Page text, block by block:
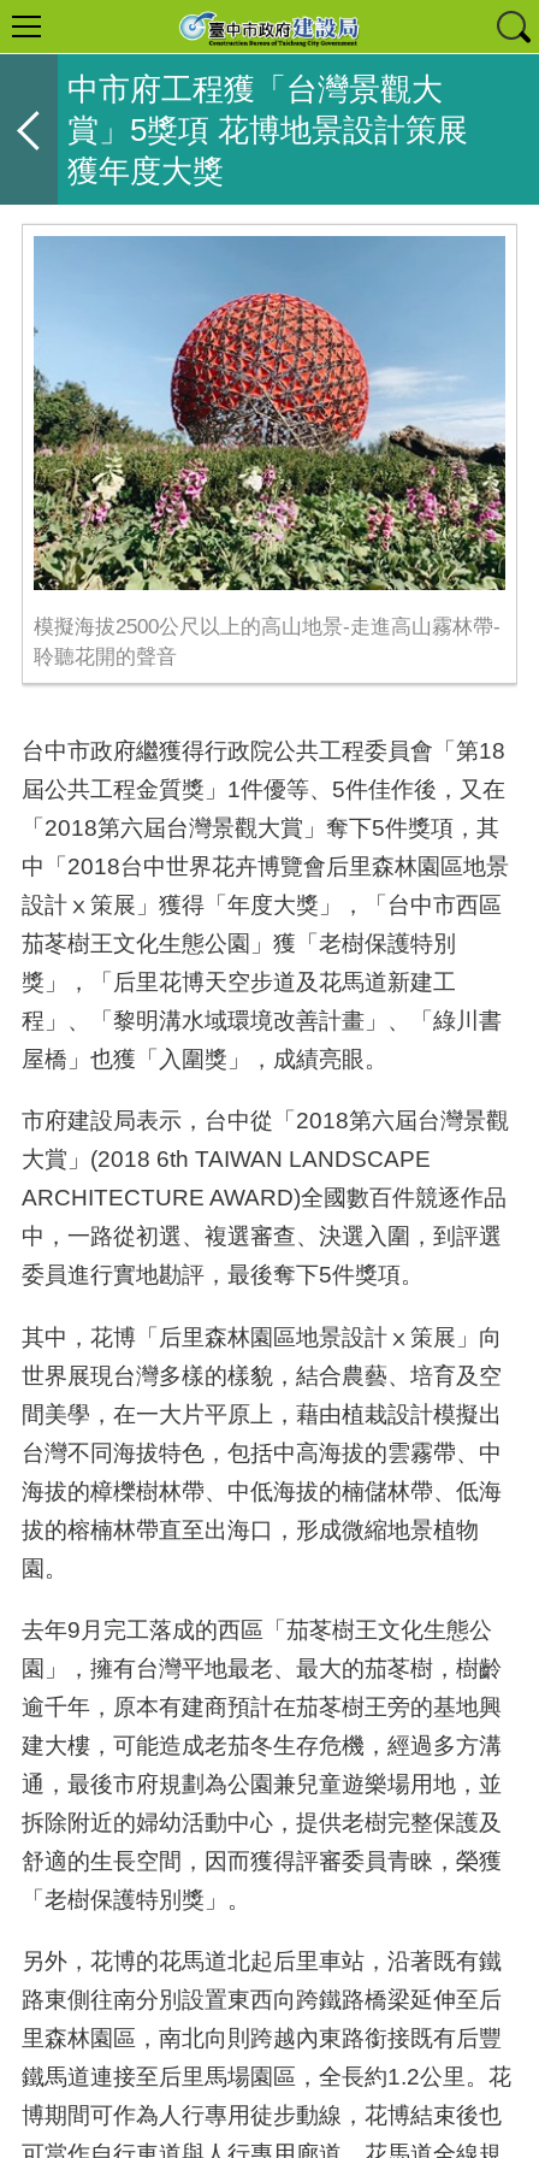
中市府工程獲「台灣景觀大
賞」5獎項 花博地景設計策展
獲年度大獎
模擬海拔2500公尺以上的高山地景-走進高山霧林帶-
聆聽花開的聲音
台中市政府繼獲得行政院公共工程委員會「第18
屆公共工程金質獎」 1件優等、 5件佳作後，又在
「2018第六屆台灣景觀大賞」奪下5件獎項，其
中「2018台中世界花卉博覽會后里森林園區地景
設計ⅹ策展」獲得「年度大獎」，「台中市西區
茄苳樹王文化生態公園」獲「老樹保護特別
獎」，「后里花博天空步道及花馬道新建工
程」、「黎明溝水域環境改善計畫」、「綠川書
屋橋」也獲「入圍獎」，成績亮眼。
市府建設局表示，台中從「2018第六屆台灣景觀
大賞」 (2018 6th TAIWAN LANDSCAPE
ARCHITECTURE AWARD)全國數百件競逐作品
中，一路從初選、複選審查、決選入圍，到評選
委員進行實地勘評，最後奪下5件獎項。
其中，花博「后里森林園區地景設計ⅹ策展」向
世界展現台灣多樣的樣貌，結合農藝、培育及空
間美學，在一大片平原上，藉由植栽設計模擬出
台灣不同海拔特色，包括中高海拔的雲霧帶、中
海拔的樟櫟樹林帶、中低海拔的楠儲林帶、低海
拔的榕楠林帶直至出海口，形成微縮地景植物
園。
去年9 月完工落成的西區「茄苳樹王文化生態公
園」，擁有台灣平地最老、最大的茄苳樹，樹齡
逾千年，原本有建商預計在茄苳樹王旁的基地興
建大樓，可能造成老茄冬生存危機，經過多方溝
通，最後市府規劃為公園兼兒童遊樂場用地，並
拆除附近的婦幼活動中心，提供老樹完整保護及
舒適的生長空間，因而獲得評審委員青睞，榮獲
「老樹保護特別獎」。
另外，花博的花馬道北起后里車站，沿著既有鐵
路東側往南分別設置東西向跨鐵路橋梁延伸至后
里森林園區，南北向則跨越內東路銜接既有后豐
鐵馬道連接至后里馬場園區，全長約1.2公里。花
博期間可作為人行專用徒步動線，花博結束後也